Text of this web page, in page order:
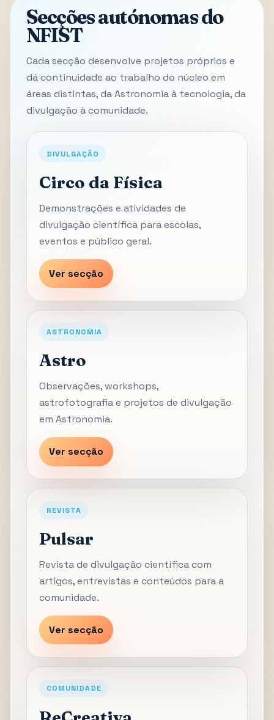
Secções autónomas do
NFIST
Cada secção desenvolve projetos próprios e
dá continuidade ao trabalho do núcleo em
áreas distintas, da Astronomia à tecnologia, da
divulgação à comunidade.
DIVULGAÇÃO
Circo da Física
Demonstrações e atividades de
divulgação científica para escolas,
eventos e público geral.
Ver secção
ASTRONOMIA
Astro
Observações, workshops,
astrofotografia e projetos de divulgação
em Astronomia.
Ver secção
REVISTA
Pulsar
Revista de divulgação científica com
artigos, entrevistas e conteúdos para a
comunidade.
Ver secção
COMUNIDADE